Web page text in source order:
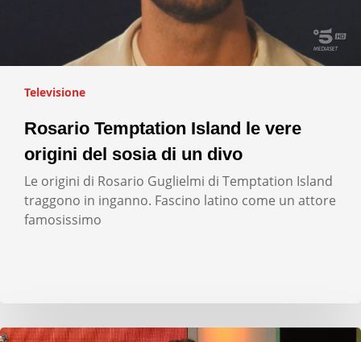
Televisione
Rosario Temptation Island le vere
origini del sosia di un divo
Le origini di Rosario Guglielmi di Temptation Island
traggono in inganno. Fascino latino come un attore
famosissimo